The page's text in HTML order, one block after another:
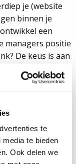
te
te bieden
Ook delen we
je (website
binnen je
een
managers positie
De keus is aan
in 1998 bij een
ulcerosa.
ervoor dat
met zijn studie